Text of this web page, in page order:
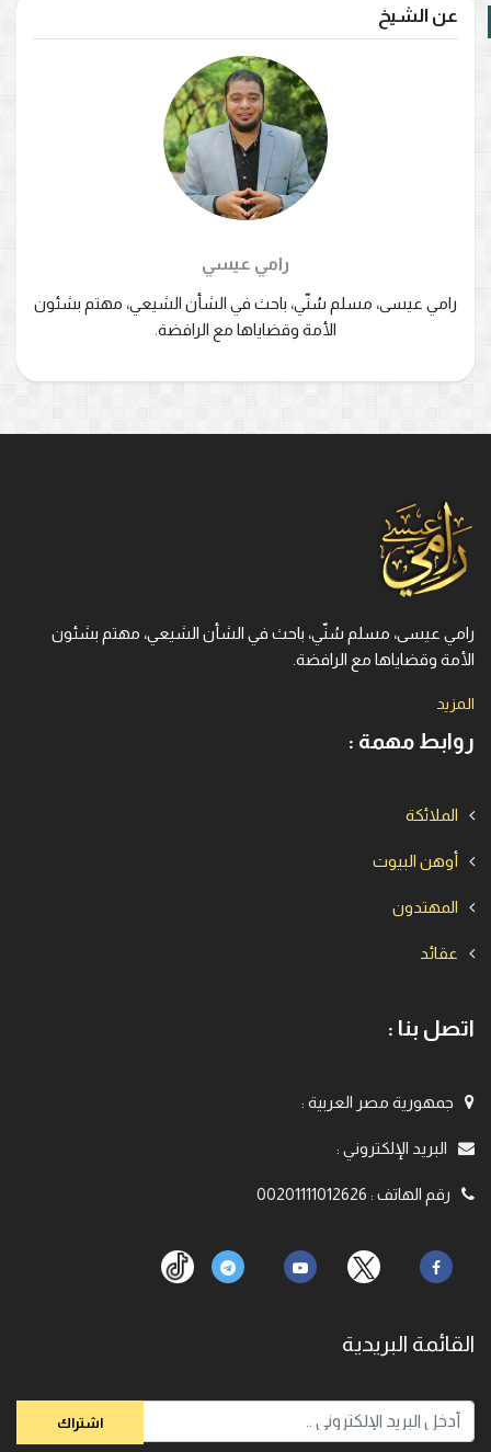
عن الشيخ
رامي عيسي
رامي عيسى، مسلم سُنّي، باحث في الشأن الشيعي، مهتم بشئون
الأمة وقضاياها مع الرافضة.
رامي عيسى، مسلم سُنّي، باحث في الشأن الشيعي، مهتم بشئون
الأمة وقضاياها مع الرافضة.
المزيد
روابط مهمة :
الملائكة
أوهن البيوت
المهتدون
عقائد
اتصل بنا :
جمهورية مصر العربية :
البريد الإلكتروني :
رقم الهاتف :
00201111012626
القائمة البريدية